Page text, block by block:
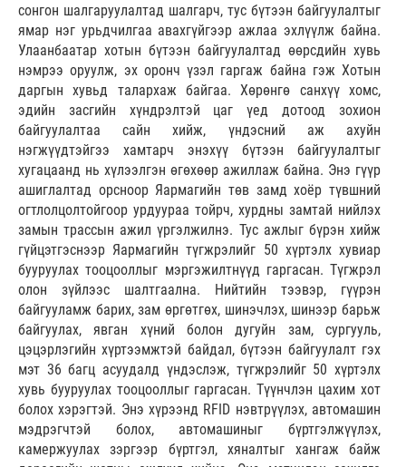
сонгон шалгаруулалтад шалгарч, тус бүтээн байгуулалтыг
ямар нэг урьдчилгаа авахгүйгээр ажлаа эхлүүлж байна.
Улаанбаатар хотын бүтээн байгуулалтад өөрсдийн хувь
нэмрээ оруулж, эх оронч үзэл гаргаж байна гэж Хотын
даргын хувьд талархаж байгаа. Хөрөнгө санхүү хомс,
эдийн засгийн хүндрэлтэй цаг үед дотоод зохион
байгуулалтаа сайн хийж, үндэсний аж ахуйн
нэгжүүдтэйгээ хамтарч энэхүү бүтээн байгуулалтыг
хугацаанд нь хүлээлгэн өгөхөөр ажиллаж байна. Энэ гүүр
ашиглалтад орсноор Яармагийн төв замд хоёр түвшний
огтлолцолтойгоор урдуураа тойрч, хурдны замтай нийлэх
замын трассын ажил үргэлжилнэ. Тус ажлыг бүрэн хийж
гүйцэтгэснээр Яармагийн түгжрэлийг 50 хүртэлх хувиар
бууруулах тооцооллыг мэргэжилтнүүд гаргасан. Түгжрэл
олон зүйлээс шалтгаална. Нийтийн тээвэр, гүүрэн
байгууламж барих, зам өргөтгөх, шинэчлэх, шинээр барьж
байгуулах, явган хүний болон дугуйн зам, сургууль,
цэцэрлэгийн хүртээмжтэй байдал, бүтээн байгуулалт гэх
мэт 36 багц асуудалд үндэслэж, түгжрэлийг 50 хүртэлх
хувь бууруулах тооцооллыг гаргасан. Түүнчлэн цахим хот
болох хэрэгтэй. Энэ хүрээнд RFID нэвтрүүлэх, автомашин
мэдрэгчтэй болох, автомашиныг бүртгэлжүүлэх,
камержуулах зэргээр бүртгэл, хяналтыг хангаж байж